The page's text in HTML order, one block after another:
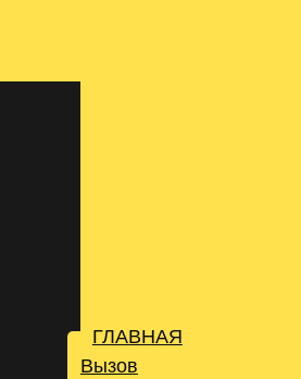
ГЛАВНАЯ
Вызов